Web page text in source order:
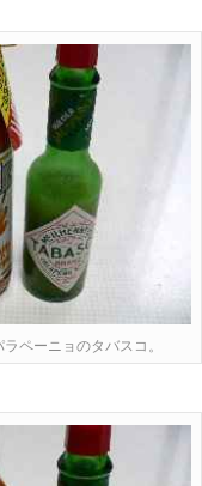
ペーニョのタバスコ。